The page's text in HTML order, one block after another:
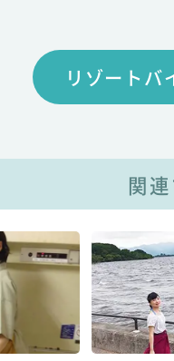
リゾートバ
関